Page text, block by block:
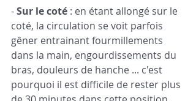
- Sur le coté : en étant allongé sur le
coté, la circulation se voit parfois
gêner entrainant fourmillements
dans la main, engourdissements du
bras, douleurs de hanche ... c'est
pourquoi il est difficile de rester plus